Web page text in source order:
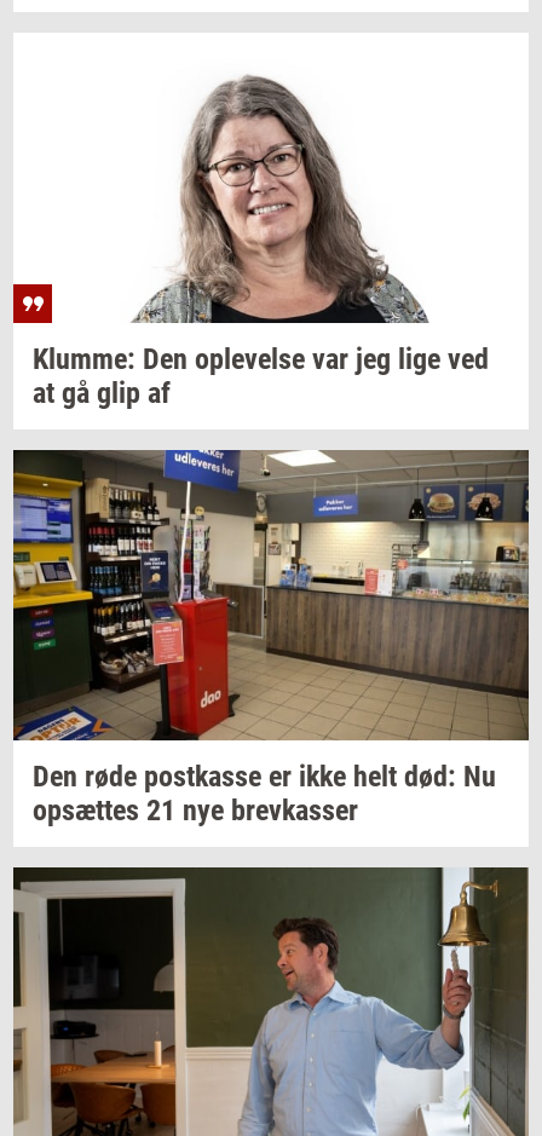
Klum­me: Den op­le­vel­se var jeg lige ved
at gå glip af
Den røde po­st­kas­se er ikke helt død: Nu
op­sæt­tes 21 nye brev­kas­ser